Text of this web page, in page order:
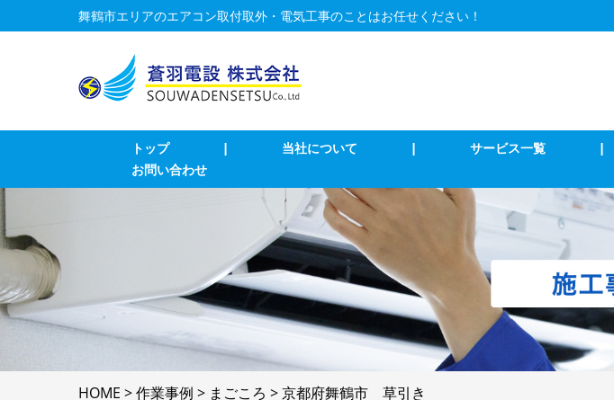
舞鶴市エリアのエアコン取付取外・電気工事のことはお任せください！
トップ | 当社について | サービス一覧
業務用エアコン交換・取付・修理 エアコンクリーニング
照明の修理・取付
ブレーカー修理・取付
単相３線式切替工事
LAN、電気配線工事
|
お問い合わせ
HOME >作業事例 > まごころ >京都府舞鶴市 草引き